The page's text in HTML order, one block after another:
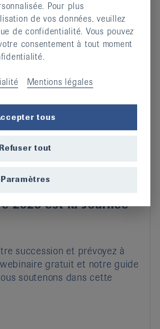
2025 est la Journée
succession et prévoyez à
webinaire gratuit et notre guide
soutenons dans cette
Pour plus
de vos données, veuillez
de confidentialité. Vous pouvez
consentement à tout moment
Mentions légales
tous
tout
Paramètres